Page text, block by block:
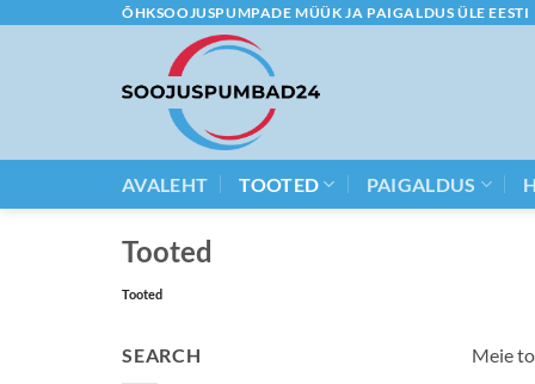
ÕHKSOOJUSPUMPADE MÜÜK JA PAIGALDUS ÜLE EESTI
AVALEHT TOOTED PAIGALDUS
Tooted
Tooted
SEARCH Meie